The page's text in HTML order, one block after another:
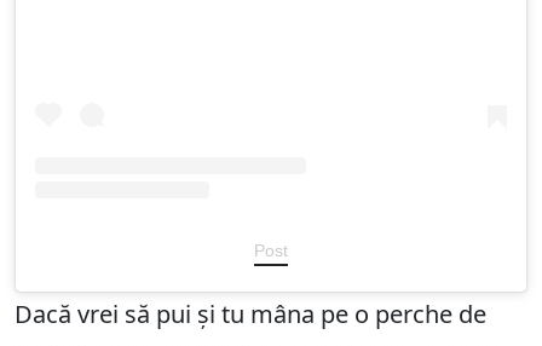
Post
Dacă vrei să pui și tu mâna pe o perche de